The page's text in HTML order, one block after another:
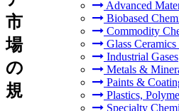
Advanced
Biobased
Commodity
Glass
Industrial Gases
Metals &
Paints &
Plastics,
Specialty
市
場
の
規